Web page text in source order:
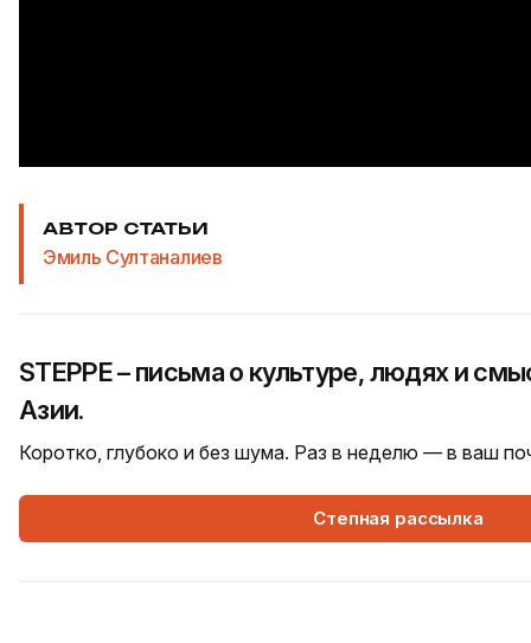
АВТОР СТАТЬИ
Эмиль Султаналиев
STEPPE – письма о культуре, людях и
Азии.
Коротко, глубоко и без шума. Раз в неделю — в ваш
Степная рассылка